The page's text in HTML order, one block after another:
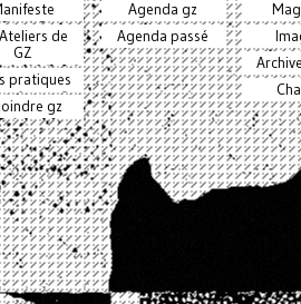
de
GZ
pratiques
gz
Agenda gz
Agenda passé